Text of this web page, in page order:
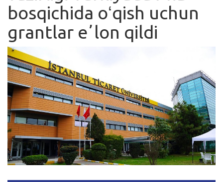
Blog
Yana
Qidirish
Kirish
bosqichida oʻqish uchun
grantlar eʼlon qildi